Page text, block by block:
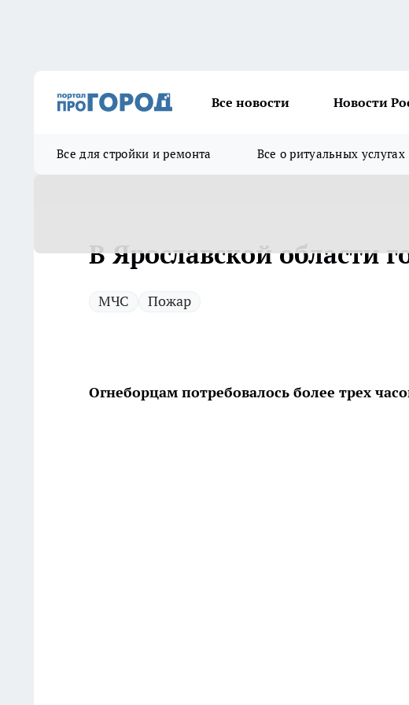
Все новости Новости
Все для стройки и ремонта Все о ритуальных услугах
В Ярославской области
МЧС Пожар
Огнеборцам потребовалось более трех